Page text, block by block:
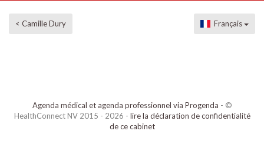
< Camille Dury Français
Agenda médical et agenda professionnel via Progenda - ©
HealthConnect NV 2015 - 2026 - lire la déclaration de confidentialité
de ce cabinet